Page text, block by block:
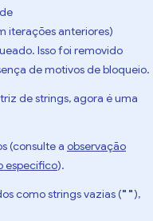
iterações anteriores)
Isso foi removido
de motivos de bloqueio.
de strings, agora é uma
(consulte a observação
específico).
como strings vazias (""),